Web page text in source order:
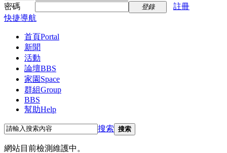
密碼
登錄
註冊
快捷導航
首頁Portal
新聞
活動
論壇BBS
家園 Space
群組Group
BBS
幫助Help
搜索 搜索
網站目前檢測維護中。